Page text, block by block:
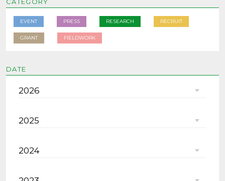
CATEGORY
EVENT PRESS RESEARCH RECRUIT
GRANT FIELDWORK
DATE
2026
2025
2024